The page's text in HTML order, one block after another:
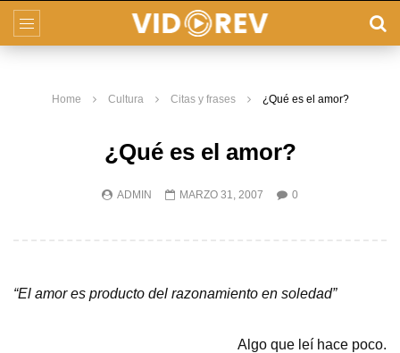
Home Cultura Citas y frases ¿Qué es el amor?
¿Qué es el amor?
ADMIN MARZO 31, 2007 0
“El amor es producto del razonamiento en soledad”
Algo que leí hace poco.